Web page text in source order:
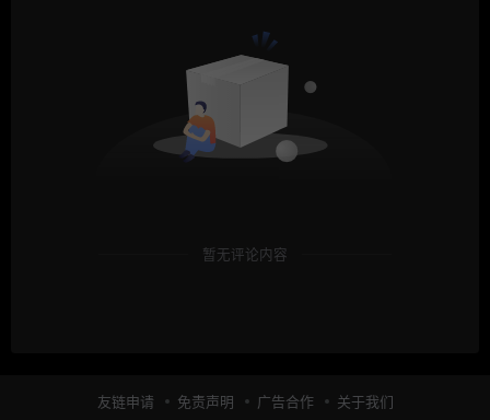
暂无评论内容
友链申请 免责声明 广告合作 关于我们